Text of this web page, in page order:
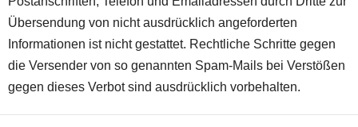
Übersendung von nicht ausdrücklich angeforderten
Informationen ist nicht gestattet. Rechtliche Schritte gegen
die Versender von so genannten Spam-Mails bei Verstößen
gegen dieses Verbot sind ausdrücklich vorbehalten.